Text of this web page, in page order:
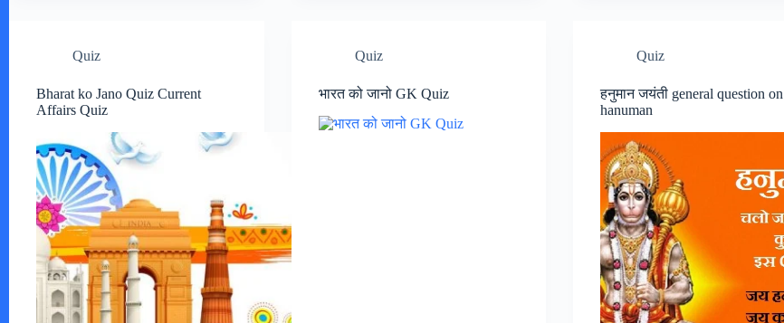
Quiz
Bharat ko Jano Quiz Current
Affairs Quiz
Quiz
भारत को जानो GK Quiz
Quiz
हनुमान जयंती general question on
hanuman